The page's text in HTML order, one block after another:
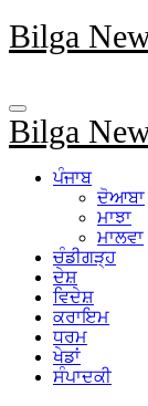
Bilga
Bilga
ਪੰਜਾਬ
ਦੋਆਬਾ
ਮਾਝਾ
ਮਾਲਵਾ
ਚੰਡੀਗੜ੍ਹ
ਦੇਸ਼
ਵਿਦੇਸ਼
ਕਰਾਇਮ
ਧਰਮ
ਖੇਡਾਂ
ਸੰਪਾਦਕੀ